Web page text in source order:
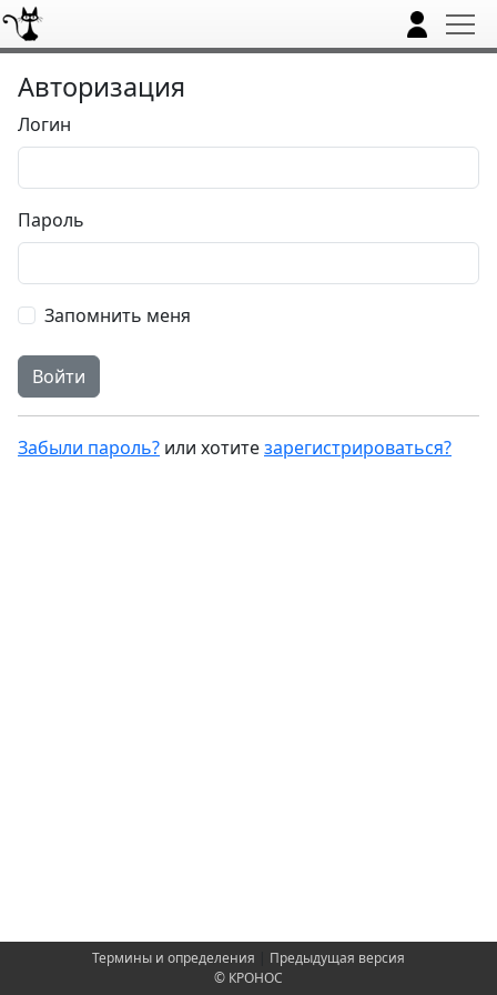
Авторизация
Логин
Пароль
Запомнить меня
Забыли пароль? или хотитезарегистрироваться?
Термины и определения
Предыдущая версия
© КРОНОС